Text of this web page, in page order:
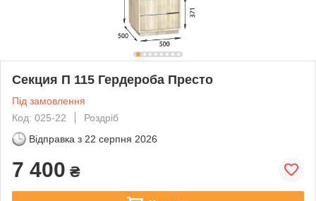
Секция П 115 Гердероба Престо
Під замовлення
Код: 025-22
Роздріб
Відправка з 22 серпня 2026
7 400 ₴